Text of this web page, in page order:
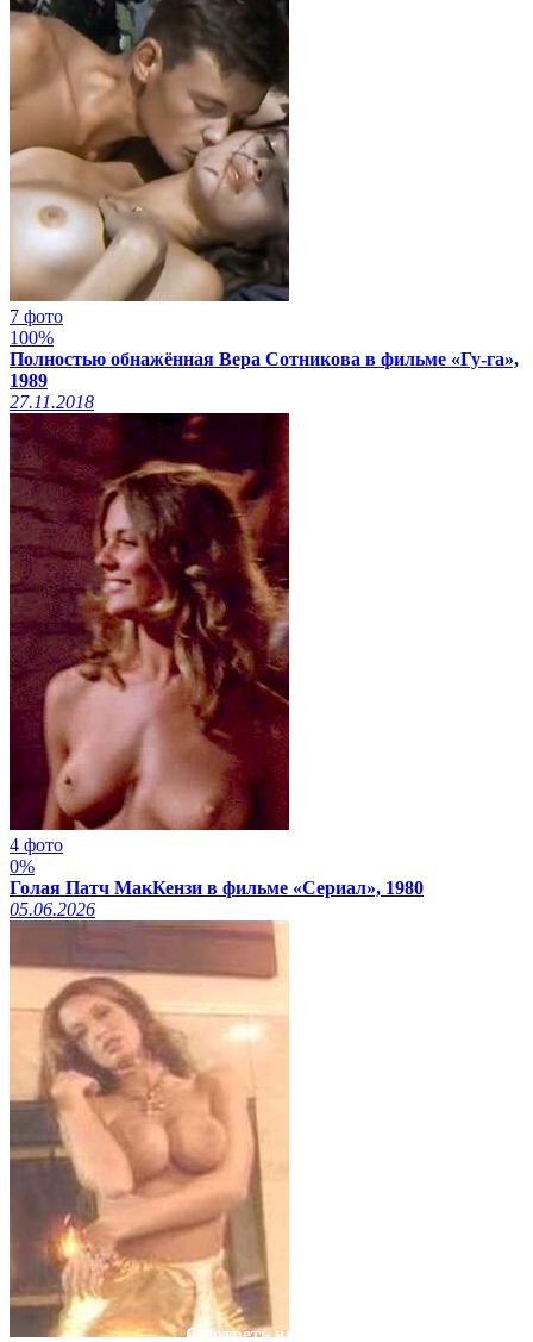
Смотреть видео на
7 фото
100%
Полностью обнажённая Вера Сотникова в фильме «Гу-га»,
1989
27.11.2018
4 фото
0%
Голая Патч МакКензи в фильме «Сериал», 1980
05.06.2026